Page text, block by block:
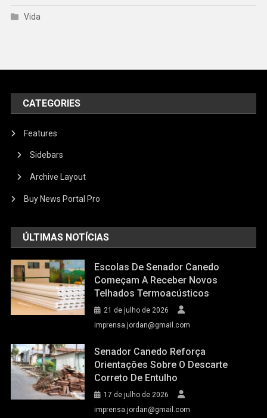
Vida
CATEGORIES
Features
Sidebars
Archive Layout
Buy News Portal Pro
ÚLTIMAS NOTÍCIAS
Escolas De Senador Canedo
Começam A Receber Novos
Telhados Termoacústicos
21 de julho de 2026
imprensa.jordan@gmail.com
Senador Canedo Reforça
Orientações Sobre O Descarte
Correto De Entulho
17 de julho de 2026
imprensa.jordan@gmail.com